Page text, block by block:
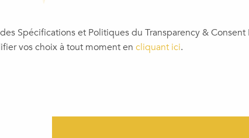
Spécifications et Politiques du Transparency &
vos choix à tout moment en cliquant ici.